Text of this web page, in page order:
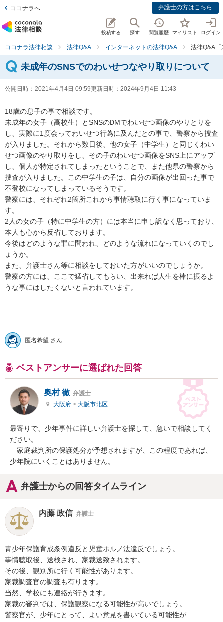
ココナラへ 弁護士の方はこちら
投稿する 探す 閲覧履歴 マイリスト ログイン
ココナラ法律相談 法律Q&A インターネットの法律Q&A 法律Q&A
未成年のSNSでのわいせつなやり取りについて
公開日時： 2021年4月4日 09:59更新日時： 2024年9月4日 11:43
18歳の息子の事で相談です。
未成年の女子（高校生）とSNSのDMでわいせつ画像のやりとりを
し、実際に1度会ってわいせつ行為に及んだとの事で、警察から捜査
が入りました。それから数日後、他の女子（中学生）と同じくわい
せつ画像のやり取りをし、その子のわいせつ画像をSNS上にアップ
し、個人が特定されてしまったということで、また他県の警察から
捜査が入りました。この中学生の子は、自分の画像が出回った事で
不登校になってしまっているそうです。
警察には、それぞれ2箇所これから事情聴取に行く事になっていま
す。
2人の女の子（特に中学生の方）には本当に申し訳なく思っており、
本人も心から反省しております。
今後はどのような罪に問われ、どのような流れになっていくのでし
ょうか。
また、弁護士さん等に相談をしておいた方がいいのでしょうか。
警察の方には、ここで猛省してもらい、出来れば人生を棒に振るよ
うな事にはしたくないと言われています。
匿名希望 さん
ベストアンサーに選ばれた回答
奥村 徹 弁護士
大阪府 > 大阪市北区
最寄りで、少年事件に詳しい弁護士を探して、急いで相談してく
ださい。
家庭裁判所の保護処分が予想されますが、この程度であれば、
少年院にいくことはありません。
弁護士からの回答タイムライン
内藤 政信 弁護士
青少年保護育成条例違反と児童ポルノ法違反でしょう。
事情聴取後、送検され、家裁送致されます。
その後、観別所に行く可能性があります。
家裁調査官の調査も有ります。
当然、学校にも連絡が行きます。
家裁の審判では、保護観察になる可能性が高いでしょう。
警察官が、少年にとって、よい意見を書いている可能性が